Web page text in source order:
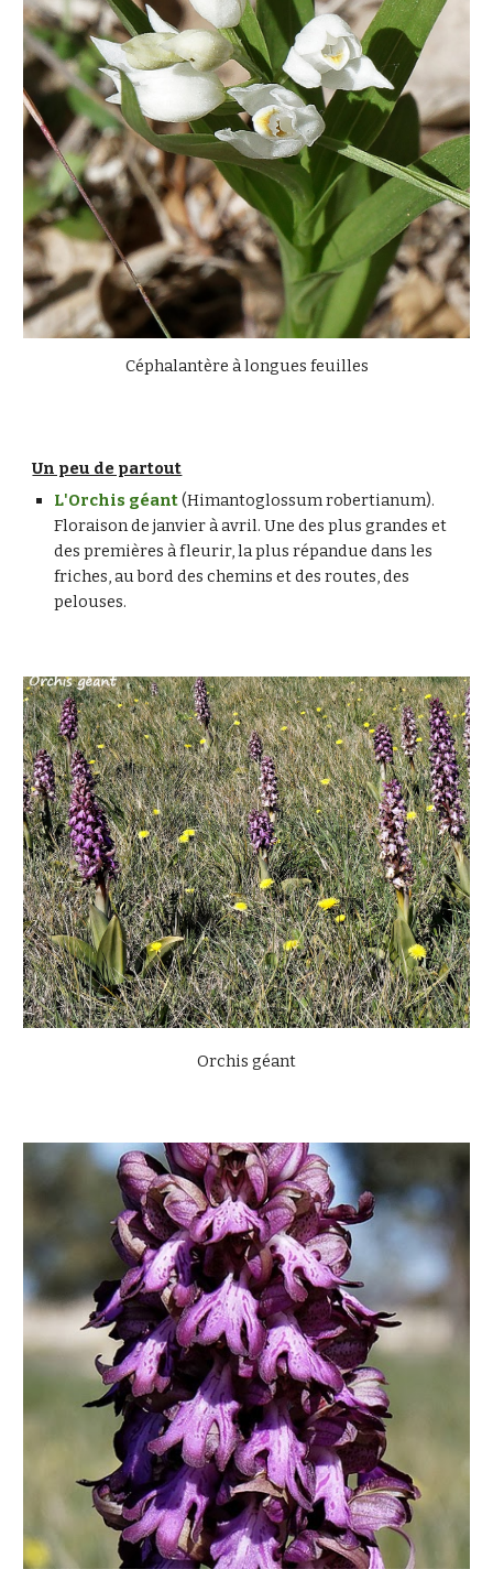
Céphalantère à longues feuilles
Un peu de partout
L'Orchis géant (Himantoglossum robertianum).
Floraison de janvier à avril. Une des plus grandes et
des premières à fleurir, la plus répandue dans les
friches, au bord des chemins et des routes, des
pelouses.
Orchis géant